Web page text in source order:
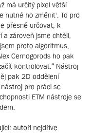
má určitý pixel větší
nutné ho změnit'. To pro
přesně určovat, k
zároveň jsme chtěli,
proto algoritmus,
Cernogorods ho pak
kontrolovat.“ Nástroj
pak 2D oddělení
pro práci se
ETM nástroje se
autoři nejdříve